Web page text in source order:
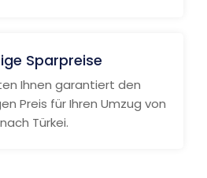
Sparpreise
Ihnen garantiert den
Preis für Ihren Umzug von
Türkei.